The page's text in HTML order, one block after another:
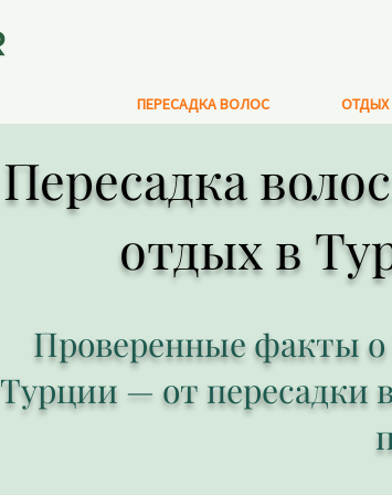
ПЕРЕСАДКА ВОЛОС ОТДЫХ
Пересадка
отдых в
Проверенные факты о
Турции — от пересадки